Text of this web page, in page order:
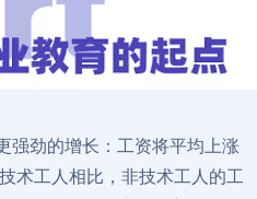
强劲的增长：工资将平均上涨
术工人相比，非技术工人的工